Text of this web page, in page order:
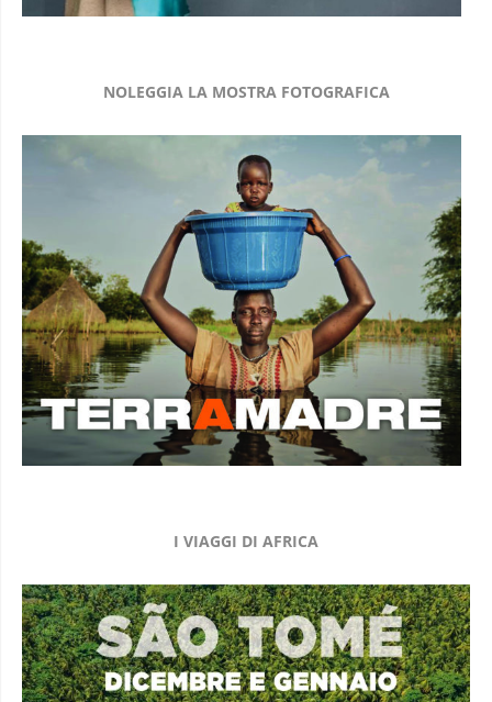
NOLEGGIA LA MOSTRA FOTOGRAFICA
I VIAGGI DI AFRICA